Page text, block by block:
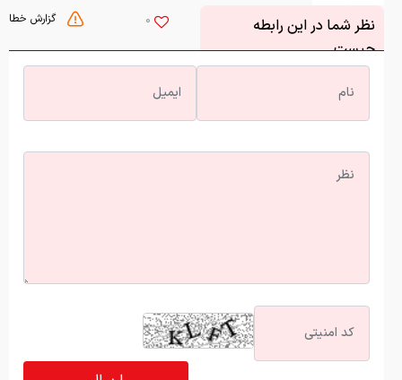
گزارش خطا 0
نظر شما در این رابطه
چیست